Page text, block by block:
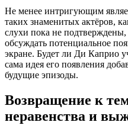
Не менее интригующим
таких знаменитых актёров,
слухи пока не
обсуждать потенциальное
экране. Будет ли Ди Каприо
сама идея его появления
будущие эпизоды.
Возвращение к
неравенства и